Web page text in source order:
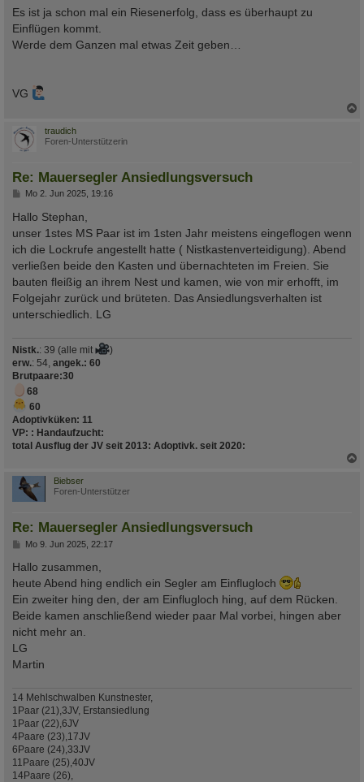
Es ist ja schon mal ein Riesenerfolg, dass es überhaupt zu
Einflügen kommt.
Werde dem Ganzen mal etwas Zeit geben…
VG
traudich
Foren-Unterstützerin
Re: Mauersegler Ansiedlungsversuch
B
i
r
a
g
Mo 2. Jun 2025, 19:16
Hallo Stephan,
unser 1stes MS Paar ist im 1sten Jahr meistens eingeflogen wenn
ich die Lockrufe angestellt hatte ( Nistkastenverteidigung). Abend
verließen beide den Kasten und übernachteten im Freien. Sie
bauten fleißig an ihrem Nest und kamen, wie von mir erhofft, im
Folgejahr zurück und brüteten. Das Ansiedlungsverhalten ist
unterschiedlich. LG
Nistk.: 39 (alle mit
)
erw.: 54, angek.: 60
Brutpaare:30
68
60
Adoptivküken: 11
VP: : Handaufzucht:
total Ausflug der JV seit 2013: Adoptivk. seit 2020:
Biebser
Foren-Unterstützer
Re: Mauersegler Ansiedlungsversuch
B
i
r
a
g
Mo 9. Jun 2025, 22:17
Hallo zusammen,
heute Abend hing endlich ein Segler am Einflugloch
Ein zweiter hing den, der am Einflugloch hing, auf dem Rücken.
Beide kamen anschließend wieder paar Mal vorbei, hingen aber
nicht mehr an.
LG
Martin
14 Mehlschwalben Kunstnester,
1Paar (21),3JV, Erstansiedlung
1Paar (22),6JV
4Paare (23),17JV
6Paare (24),33JV
11Paare (25),40JV
14Paare (26),